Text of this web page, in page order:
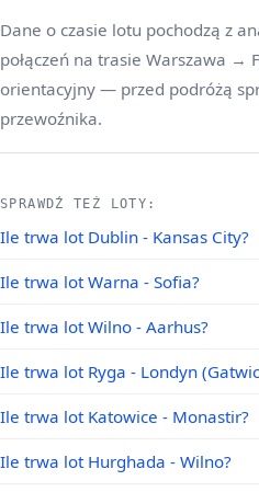
Dane o czasie lotu pochodzą z
połączeń na trasie Warszawa →
orientacyjny — przed podróżą
przewoźnika.
SPRAWDŹ TEŻ LOTY:
Ile trwa lot Dublin - Kansas City?
Ile trwa lot Warna - Sofia?
Ile trwa lot Wilno - Aarhus?
Ile trwa lot Ryga - Londyn
Ile trwa lot Katowice - Monastir?
Ile trwa lot Hurghada - Wilno?